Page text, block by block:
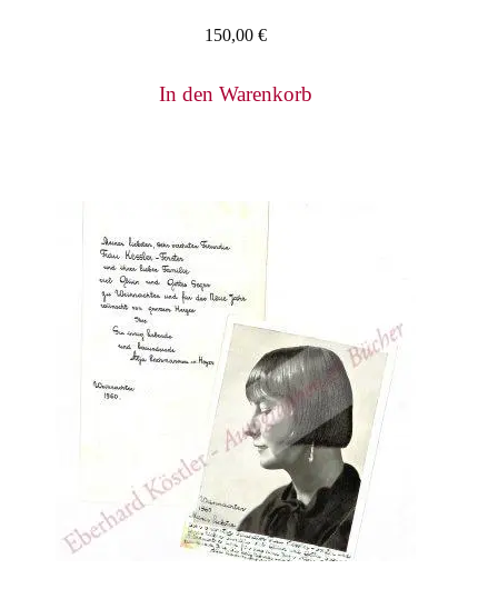
150,00 €
In den Warenkorb